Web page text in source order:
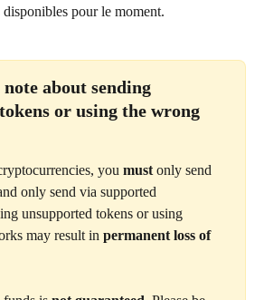
pour le moment.
about sending
or using the wrong
you must only send
only send via supported
unsupported tokens or using
may result in permanent loss of